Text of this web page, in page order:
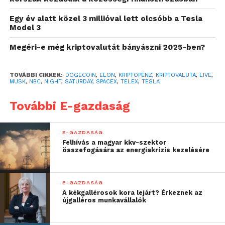
Egy év alatt közel 3 millióval lett olcsóbb a Tesla
Model 3
Megéri-e még kriptovalutát bányászni 2025-ben?
TOVÁBBI CIKKEK: DOGECOIN, ELON, KRIPTOPÉNZ, KRIPTOVALUTA, LIVE,
MUSK, NBC, NIGHT, SATURDAY, SPACEX, TELEX, TESLA
További E-gazdaság
E-GAZDASÁG
Felhívás a magyar kkv-szektor
összefogására az energiakrízis kezelésére
E-GAZDASÁG
A kékgallérosok kora lejárt? Érkeznek az
újgalléros munkavállalók